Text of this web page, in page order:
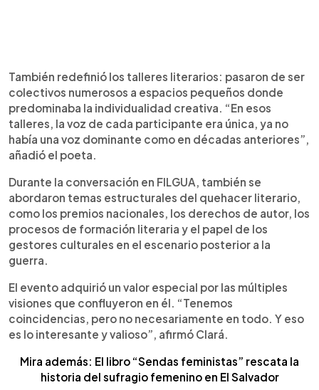
También redefinió los talleres literarios: pasaron de ser
colectivos numerosos a espacios pequeños donde
predominaba la individualidad creativa. “En esos
talleres, la voz de cada participante era única, ya no
había una voz dominante como en décadas anteriores”,
añadió el poeta.
Durante la conversación en FILGUA, también se
abordaron temas estructurales del quehacer literario,
como los premios nacionales, los derechos de autor, los
procesos de formación literaria y el papel de los
gestores culturales en el escenario posterior a la
guerra.
El evento adquirió un valor especial por las múltiples
visiones que confluyeron en él. “Tenemos
coincidencias, pero no necesariamente en todo. Y eso
es lo interesante y valioso”, afirmó Clará.
Mira además: El libro “Sendas feministas” rescata la
historia del sufragio femenino en El Salvador